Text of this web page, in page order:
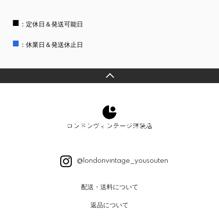
■ ：定休日＆発送可能日
■ ：休業日＆発送休止日
@londonvintage_yousouten
配送・送料について
返品について